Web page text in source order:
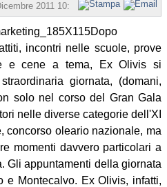
2011 10:11 Scritto da
Dopo
incontri nelle scuole, prove
e cene a tema, Ex Olivis si
giornata, (domani,
solo nel corso del Gran Gala
nelle diverse categorie dell'XI
concorso oleario nazionale, ma
momenti davvero particolari a
Gli appuntamenti della giornata
e Montecalvo. Ex Olivis, infatti,